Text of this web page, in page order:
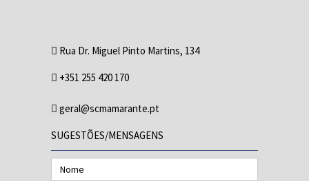
Rua Dr. Miguel Pinto Martins, 134
+351 255 420 170
geral@scmamarante.pt
SUGESTÕES/MENSAGENS
Nome